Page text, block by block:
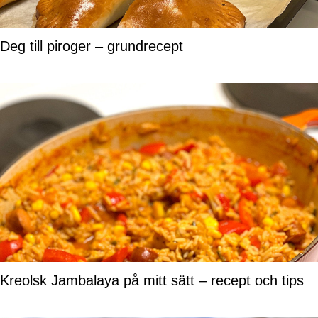
Deg till piroger – grundrecept
Kreolsk Jambalaya på mitt sätt – recept och tips